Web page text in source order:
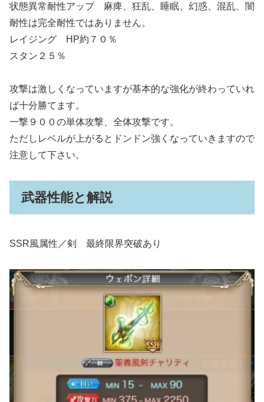
状態異常耐性アップ 麻痺、狂乱、睡眠、幻惑、混乱、闇
耐性は完全耐性ではありません。
レイジング HP約７０％
スタン２５％
攻撃は激しくなっていますが基本的な強化が終わっていれ
ば十分勝てます。
一撃９００の単体攻撃、全体攻撃です。
ただしレベルが上がるとドンドン強くなっていきますので
注意して下さい。
武器性能と解説
SSR風属性／剣 最終限界突破あり